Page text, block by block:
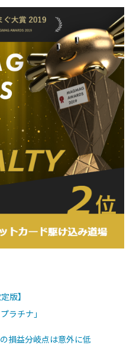
版】
ラチナ」
損益分岐点は意外に低